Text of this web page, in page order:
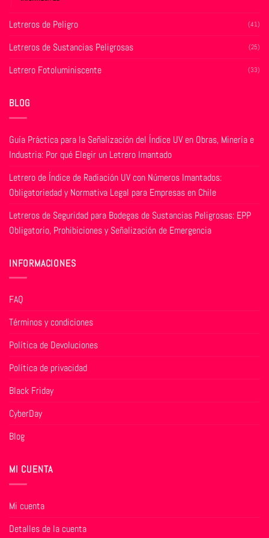
Letreros de Peligro (41)
Letreros de Sustancias Peligrosas (25)
Letrero Fotoluminiscente (33)
BLOG
Guía Práctica para la Señalización del Índice UV en Obras, Minería e
Industria: Por qué Elegir un Letrero Imantado
Letrero de Índice de Radiación UV con Números Imantados:
Obligatoriedad y Normativa Legal para Empresas en Chile
Letreros de Seguridad para Bodegas de Sustancias Peligrosas: EPP
Obligatorio, Prohibiciones y Señalización de Emergencia
INFORMACIONES
FAQ
Términos y condiciones
Política de Devoluciones
Política de privacidad
Black Friday
CyberDay
Blog
MI CUENTA
Mi cuenta
Detalles de la cuenta